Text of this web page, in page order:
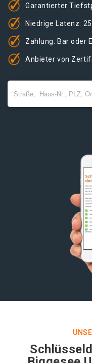
Garantierter
Niedrige Latenz:
Zahlung: Bar oder
Anbieter von